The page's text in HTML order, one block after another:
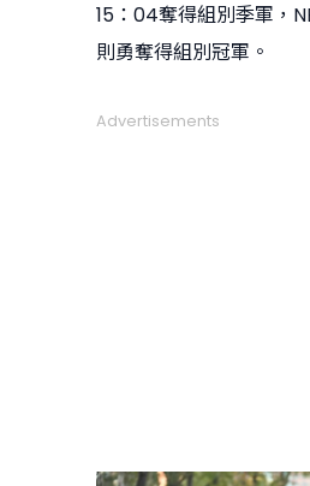
15：04奪得組別季軍，
則勇奪得組別冠軍。
Advertisements